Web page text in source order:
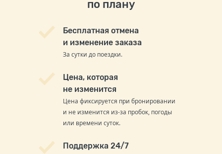
по плану
Бесплатная отмена
и изменение заказа
За сутки до поездки.
Цена, которая
не изменится
Цена фиксируется при бронировании
и не изменится из-за пробок, погоды
или времени суток.
Поддержка 24/7